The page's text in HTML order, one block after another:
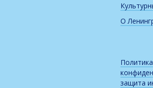
О
Политика
защита